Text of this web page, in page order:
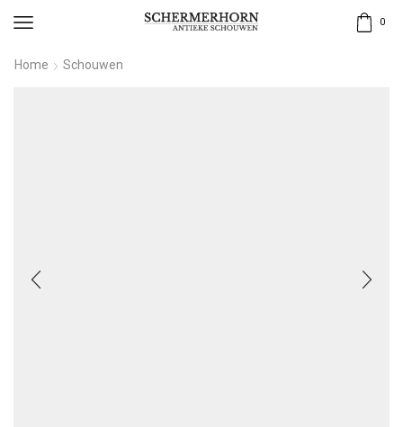
0
Home Schouwen